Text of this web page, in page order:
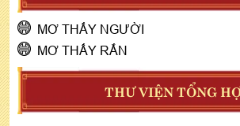
MƠ THẤY NGƯỜI
MƠ THẤY RẮN
THƯ VIỆN TỔNG